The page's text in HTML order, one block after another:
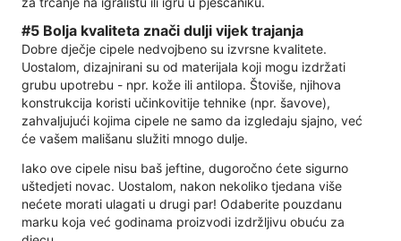
#5 Bolja kvaliteta znači dulji vijek trajanja
Dobre dječje cipele nedvojbeno su izvrsne kvalitete.
Uostalom, dizajnirani su od materijala koji mogu izdržati
grubu upotrebu - npr. kože ili antilopa. Štoviše, njihova
konstrukcija koristi učinkovitije tehnike (npr. šavove),
zahvaljujući kojima cipele ne samo da izgledaju sjajno, već
će vašem mališanu služiti mnogo dulje.
Iako ove cipele nisu baš jeftine, dugoročno ćete sigurno
uštedjeti novac. Uostalom, nakon nekoliko tjedana više
nećete morati ulagati u drugi par! Odaberite pouzdanu
marku koja već godinama proizvodi izdržljivu obuću za